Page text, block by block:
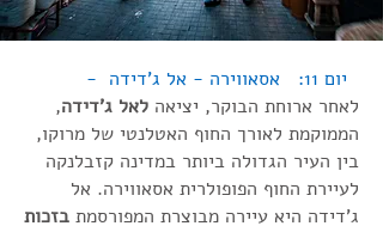
יום 11: אסאווירה - אל ג'דידה -
לאחר ארוחת הבוקר, יציאה לאל ג'דידה,
הממוקמת לאורך החוף האטלנטי של מרוקו,
בין העיר הגדולה ביותר במדינה קזבלנקה
לעיירת החוף הפופולרית אסאווירה. אל
ג'דידה היא עיירה מבוצרת המפורסמת בזכות